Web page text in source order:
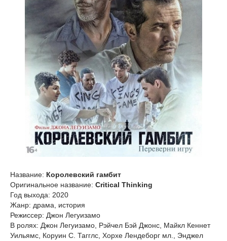
Название: Королевский гамбит
Оригинальное название: Critical Thinking
Год выхода: 2020
Жанр: драма, история
Режиссер: Джон Легуизамо
В ролях: Джон Легуизамо, Рэйчел Бэй Джонс, Майкл Кеннет
Уильямс, Коруин С. Тагглс, Хорхе Лендеборг мл., Энджел